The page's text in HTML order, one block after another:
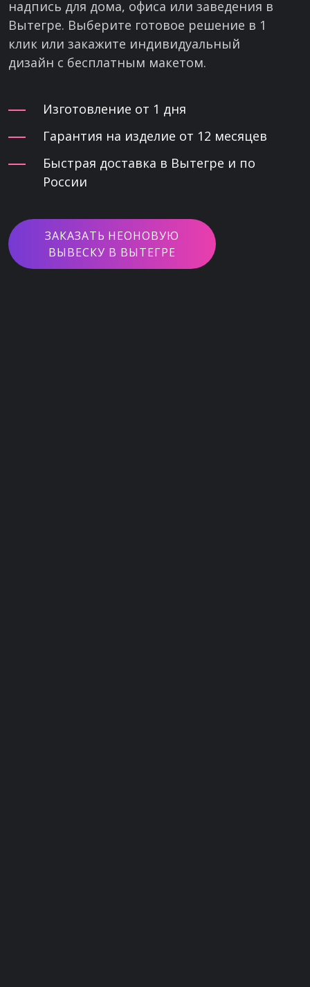
надпись для дома, офиса или заведения в
Вытегре. Выберите готовое решение в 1
клик или закажите индивидуальный
дизайн с бесплатным макетом.
Изготовление от 1 дня
Гарантия на изделие от 12 месяцев
Быстрая доставка в Вытегре и по
России
ЗАКАЗАТЬ НЕОНОВУЮ
ВЫВЕСКУ В ВЫТЕГРЕ